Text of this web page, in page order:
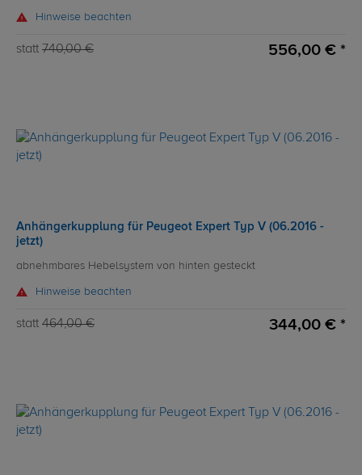
Hinweise beachten
statt 740,00 € 556,00 € *
Anhängerkupplung für Peugeot Expert Typ V (06.2016 -
jetzt)
abnehmbares Hebelsystem von hinten gesteckt
Hinweise beachten
statt 464,00 € 344,00 € *